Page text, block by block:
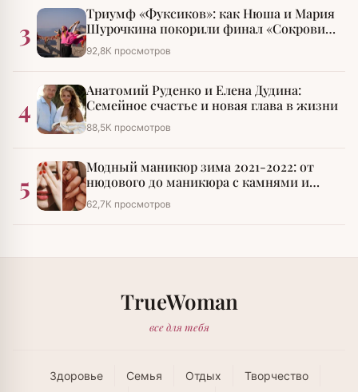
3
Триумф «Фуксиков»: как Нюша и Мария
Шурочкина покорили финал «Сокровищ
императора»
92,8К просмотров
4
Анатомий Руденко и Елена Дудина:
Семейное счастье и новая глава в жизни
88,5К просмотров
5
Модный маникюр зима 2021-2022: от
нюдового до маникюра с камнями и
стразами
62,7К просмотров
TrueWoman
все для тебя
Здоровье Семья Отдых
Творчество